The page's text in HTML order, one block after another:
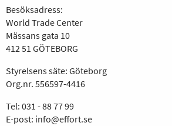
Besöksadress:
World Trade Center
Mässans gata 10
412 51 GÖTEBORG
Styrelsens säte: Göteborg
Org.nr. 556597-4416
Tel: 031 - 88 77 99
E-post: info@effort.se